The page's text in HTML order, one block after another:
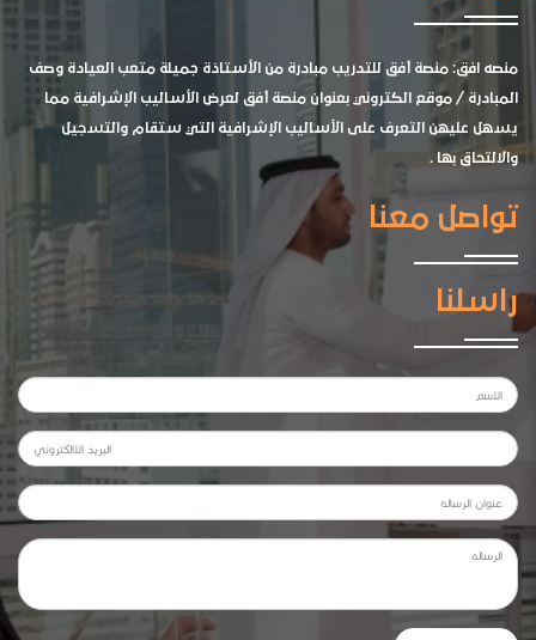
منصه افق: منصة أفق للتدريب مبادرة من الأستاذة جميلة متعب العيادة وصف
المبادرة / موقع الكتروني بعنوان منصة أفق لعرض الأساليب الإشرافية مما
يسهل عليهن التعرف على الأساليب الإشرافية التي ستقام والتسجيل
والالتحاق بها .
تواصل معنا
راسلنا